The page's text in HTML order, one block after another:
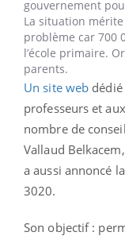
gouvernement
La situation mérite
problème car 700
l’école primaire.
parents.
Un site web
professeurs et
nombre de
Vallaud
a aussi annoncé
3020.
Son objectif :